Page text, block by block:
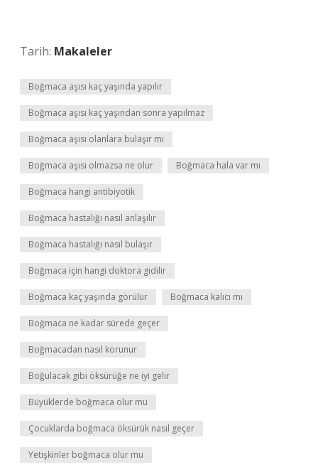
Tarih: Makaleler
Boğmaca aşısı kaç yaşında yapılır
Boğmaca aşısı kaç yaşından sonra yapılmaz
Boğmaca aşısı olanlara bulaşır mı
Boğmaca aşısı olmazsa ne olur Boğmaca hala var mı
Boğmaca hangi antibiyotik
Boğmaca hastalığı nasıl anlaşılır
Boğmaca hastalığı nasıl bulaşır
Boğmaca için hangi doktora gidilir
Boğmaca kaç yaşında görülür Boğmaca kalıcı mı
Boğmaca ne kadar sürede geçer
Boğmacadan nasıl korunur
Boğulacak gibi öksürüğe ne iyi gelir
Büyüklerde boğmaca olur mu
Çocuklarda boğmaca öksürük nasıl geçer
Yetişkinler boğmaca olur mu